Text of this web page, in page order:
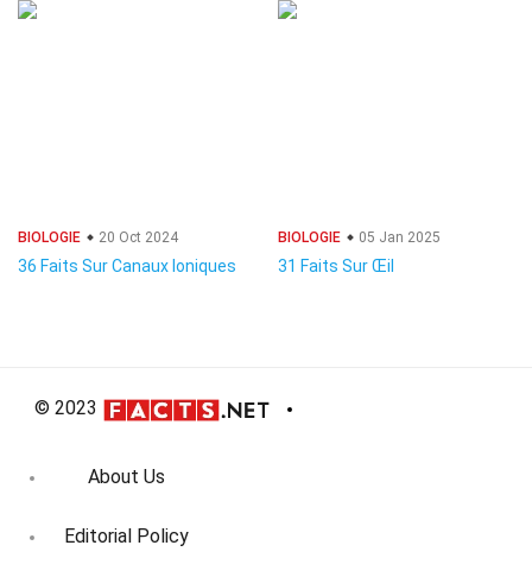
BIOLOGIE 20 Oct 2024
36 Faits Sur Canaux Ioniques
BIOLOGIE 05 Jan 2025
31 Faits Sur Œil
© 2023
About Us
Editorial Policy